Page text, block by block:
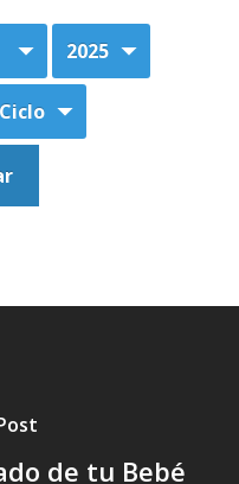
de tu Bebé